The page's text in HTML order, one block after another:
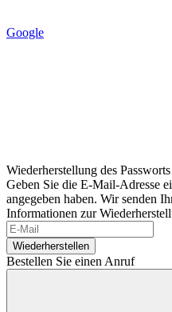
Google
Wiederherstellung des Passworts
Geben Sie die E-Mail-Adresse
angegeben haben. Wir senden
Informationen zur
Wiederherstellen
Bestellen Sie einen Anruf